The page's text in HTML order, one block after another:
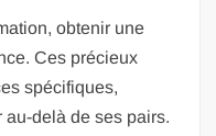
obtenir une
Ces précieux
spécifiques,
au-delà de ses pairs.